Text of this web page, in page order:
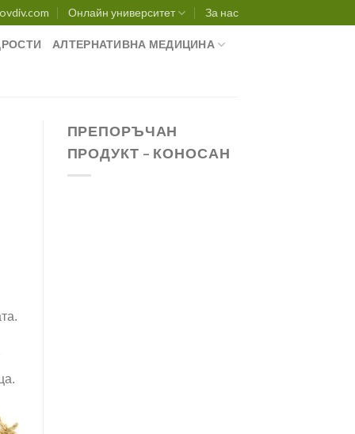
Онлайн университет За нас
АЛТЕРНАТИВНА МЕДИЦИНА
ПРЕПОРЪЧАН
ПРОДУКТ – КОНОСАН